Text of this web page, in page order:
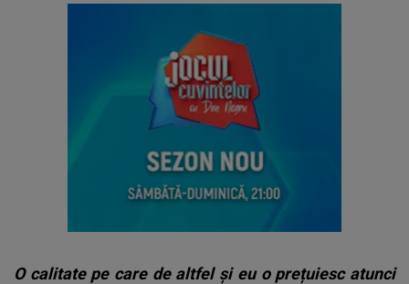
O calitate pe care de altfel și eu o prețuiesc atunci